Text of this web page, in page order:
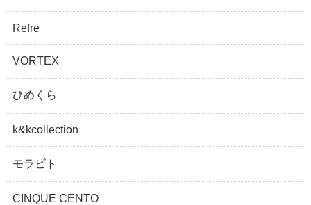
Refre
VORTEX
ひめくら
k&kcollection
モラビト
CINQUE CENTO